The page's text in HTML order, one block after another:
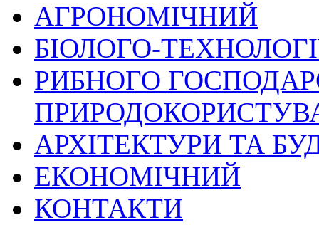
АГРОНОМІЧНИЙ
БІОЛОГО-
РИБНОГО
АРХІТЕКТУРИ ТА
ЕКОНОМІЧНИЙ
КОНТАКТИ